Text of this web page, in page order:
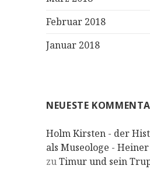
Februar 2018
Januar 2018
NEUESTE
Holm Kirsten - der
als Museologe -
zuTimur und sein